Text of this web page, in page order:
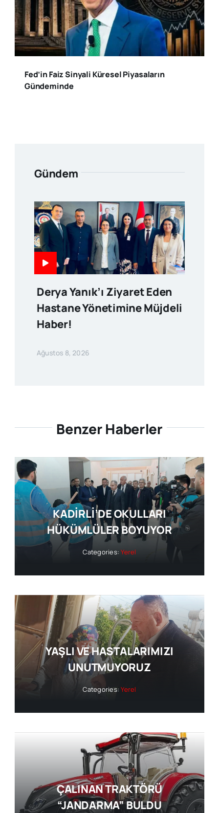
Fed’in Faiz Sinyali Küresel Piyasaların
Gündeminde
Gündem
Derya Yanık’ı Ziyaret Eden
Hastane Yönetimine Müjdeli
Haber!
Ağustos 8, 2026
Benzer Haberler
KADİRLİ’DE OKULLARI
HÜKÜMLÜLER BOYUYOR
Categories:Yerel
YAŞLI VE HASTALARIMIZI
UNUTMUYORUZ
Categories:Yerel
ÇALINAN TRAKTÖRÜ
“JANDARMA” BULDU